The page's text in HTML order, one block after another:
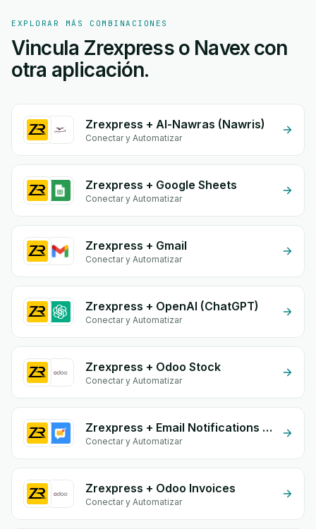
EXPLORAR MÁS COMBINACIONES
Vincula Zrexpress o Navex con
otra aplicación.
Zrexpress + Al-Nawras (Nawris)
Conectar y Automatizar
Zrexpress + Google Sheets
Conectar y Automatizar
Zrexpress + Gmail
Conectar y Automatizar
Zrexpress + OpenAI (ChatGPT)
Conectar y Automatizar
Zrexpress + Odoo Stock
Conectar y Automatizar
Zrexpress + Email Notifications by eGrow
Conectar y Automatizar
Zrexpress + Odoo Invoices
Conectar y Automatizar